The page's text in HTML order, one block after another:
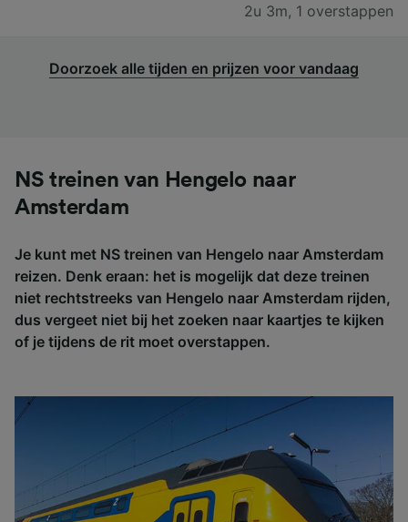
2u 3m, 1 overstappen
Doorzoek alle tijden en prijzen voor vandaag
NS treinen van Hengelo naar
Amsterdam
Je kunt met NS treinen van Hengelo naar Amsterdam
reizen. Denk eraan: het is mogelijk dat deze treinen
niet rechtstreeks van Hengelo naar Amsterdam rijden,
dus vergeet niet bij het zoeken naar kaartjes te kijken
of je tijdens de rit moet overstappen.